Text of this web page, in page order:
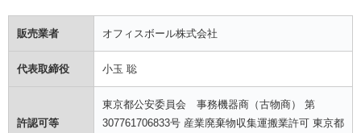
販売業者 オフィスボール株式会社
代表取締役 小玉 聡
許認可等
東京都公安委員会 事務機器商（古物商） 第
307761706833号 産業廃棄物収集運搬業許可 東京都